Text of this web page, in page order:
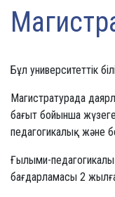
Бұл университеттік
Магистратурада
бағыт бойынша
педагогикалық және
Ғылыми-
бағдарламасы 2